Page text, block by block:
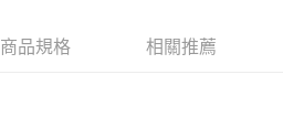
中國信託商業銀行
商品規格 相關推薦